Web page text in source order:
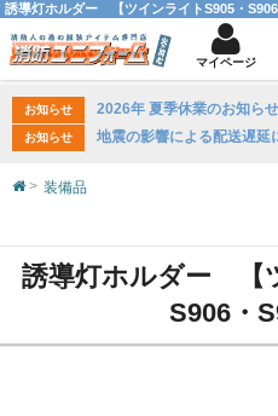
お知らせ 2026年 夏季休業のお知らせ
お知らせ 地震の影響による配送遅延
装備品
誘導灯ホルダー 【
S906・
マイページ